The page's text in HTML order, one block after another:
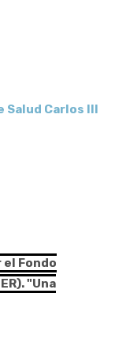
Carlos III
Fondo
"Una